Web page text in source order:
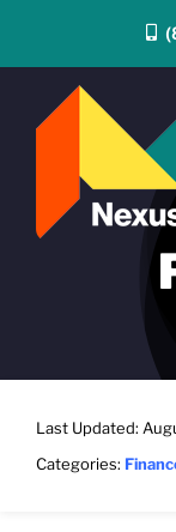
Events
Host
Last Updated:
Categories: